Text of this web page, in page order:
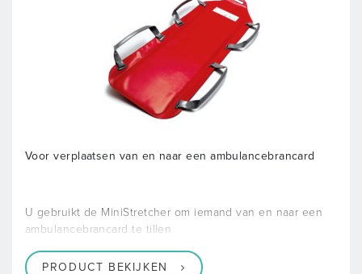
Voor verplaatsen van en naar een ambulancebrancard
U gebruikt de MiniStretcher om iemand van en naar een
ambulancebrancard te tillen
PRODUCT BEKIJKEN